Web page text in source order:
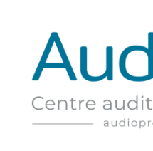
(APPAREILS
(SANTÉ